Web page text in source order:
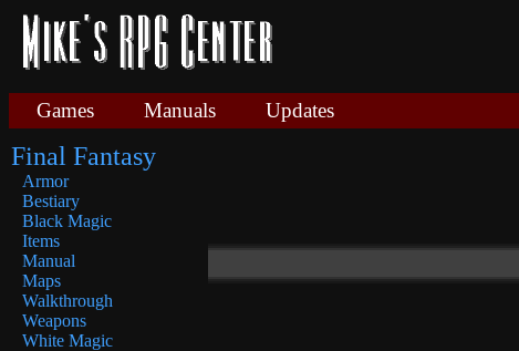
Games Manuals Updates
Final Fantasy
Armor
Bestiary
Black Magic
Items
Manual
Maps
Walkthrough
Weapons
White Magic